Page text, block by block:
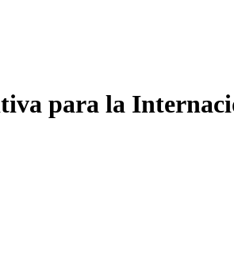
para la